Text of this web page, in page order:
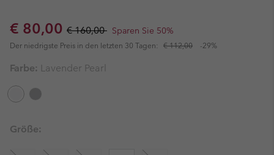
Sale price:
€ 80,00 Regular price:
€ 160,00 Sparen Sie 50%
Der niedrigste Preis in den letzten 30 Tagen: € 112,00 -29%
Farbe: Lavender Pearl
Größe: